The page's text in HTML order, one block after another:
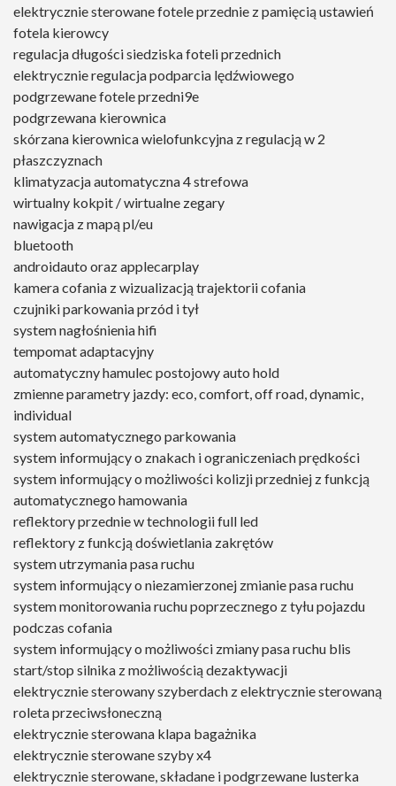
elektrycznie sterowane fotele przednie z pamięcią ustawień
fotela kierowcy
regulacja długości siedziska foteli przednich
elektrycznie regulacja podparcia lędźwiowego
podgrzewane fotele przedni9e
podgrzewana kierownica
skórzana kierownica wielofunkcyjna z regulacją w 2
płaszczyznach
klimatyzacja automatyczna 4 strefowa
wirtualny kokpit / wirtualne zegary
nawigacja z mapą pl/eu
bluetooth
androidauto oraz applecarplay
kamera cofania z wizualizacją trajektorii cofania
czujniki parkowania przód i tył
system nagłośnienia hifi
tempomat adaptacyjny
automatyczny hamulec postojowy auto hold
zmienne parametry jazdy: eco, comfort, off road, dynamic,
individual
system automatycznego parkowania
system informujący o znakach i ograniczeniach prędkości
system informujący o możliwości kolizji przedniej z funkcją
automatycznego hamowania
reflektory przednie w technologii full led
reflektory z funkcją doświetlania zakrętów
system utrzymania pasa ruchu
system informujący o niezamierzonej zmianie pasa ruchu
system monitorowania ruchu poprzecznego z tyłu pojazdu
podczas cofania
system informujący o możliwości zmiany pasa ruchu blis
start/stop silnika z możliwością dezaktywacji
elektrycznie sterowany szyberdach z elektrycznie sterowaną
roleta przeciwsłoneczną
elektrycznie sterowana klapa bagażnika
elektrycznie sterowane szyby x4
elektrycznie sterowane, składane i podgrzewane lusterka